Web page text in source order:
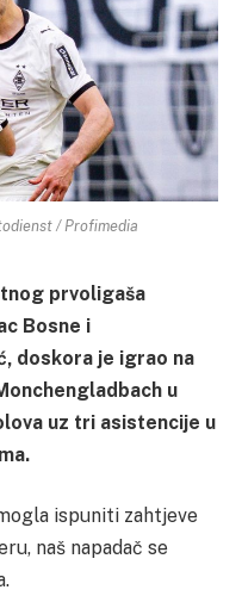
/ Profimedia
prvoligaša
Bosne i
doskora je igrao na
u
uz tri asistencije u
ispuniti zahtjeve
naš napadač se